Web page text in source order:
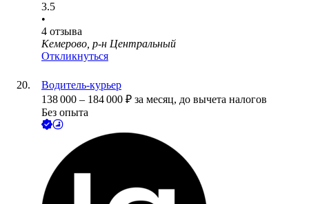
3.5
•
4 отзыва
Кемерово, р-н Центральный
Откликнуться
Водитель-курьер
138 000 – 184 000 ₽ за месяц, до вычета налогов
Без опыта